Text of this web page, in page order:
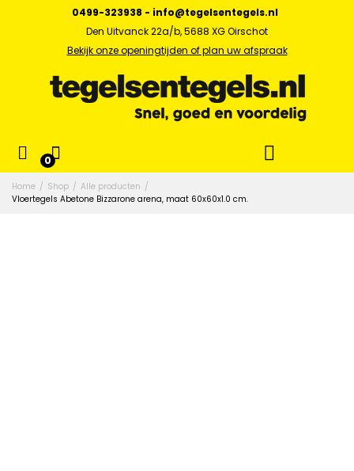
0499-323938 - info@tegelsentegels.nl
Den Uitvanck 22a/b, 5688 XG Oirschot
Bekijk onze openingtijden of plan uw afspraak
0
Home / Shop / Alle producten /
Vloertegels Abetone Bizzarone arena, maat 60x60x1.0 cm.